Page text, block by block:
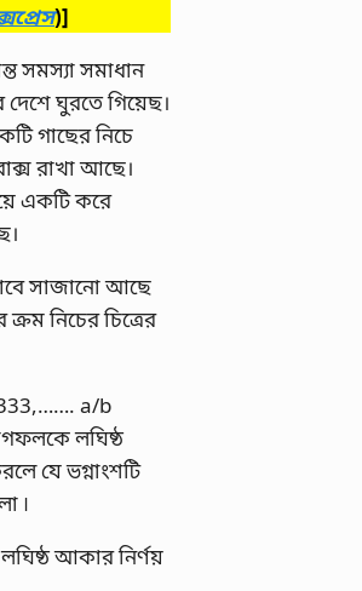
)]
সমস্যা সমাধান
ঘুরতে গিয়েছ।
গাছের নিচে
রাখা আছে।
একটি করে
সাজানাে আছে
নিচের চিত্রের
a/b
লঘিষ্ঠ
যে ভগ্নাংশটি
৷
আকার নির্ণয়